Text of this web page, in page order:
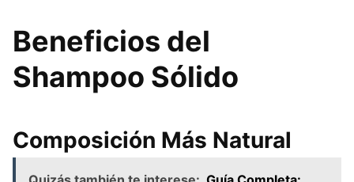
Beneficios del
Shampoo Sólido
Composición Más Natural